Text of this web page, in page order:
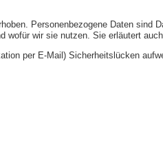
Personenbezogene Daten sind
wofür wir sie nutzen. Sie erläutert
per E-Mail) Sicherheitslücken